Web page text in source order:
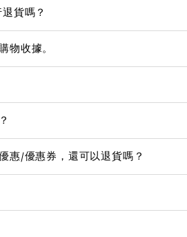
貨嗎？
物收據。
惠/優惠券，還可以退貨嗎？